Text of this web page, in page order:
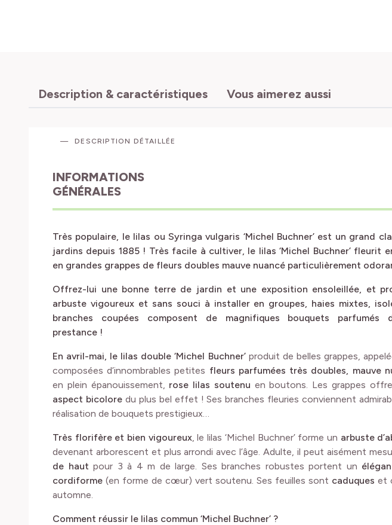
Description & caractéristiques Vous aimerez aussi
DESCRIPTION DÉTAILLÉE
INFORMATIONS
GÉNÉRALES
Très populaire, le lilas ou Syringa vulgaris ‘Michel Buchner’ est un grand
jardins depuis 1885 ! Très facile à cultiver, le lilas ‘Michel Buchner’ fleurit
en grandes grappes de fleurs doubles mauve nuancé particulièrement
Offrez-lui une bonne terre de jardin et une exposition ensoleillée, et
arbuste vigoureux et sans souci à installer en groupes, haies mixtes,
branches coupées composent de magnifiques bouquets parfumés
prestance !
En avril-mai, le lilas double ‘Michel Buchner’ produit de belles grappes,
composées d’innombrables petites fleurs parfumées très doubles, mauve
en plein épanouissement, rose lilas soutenu en boutons. Les grappes
aspect bicoloredu plus bel effet ! Ses branches fleuries conviennent
réalisation de bouquets prestigieux…
Très florifère et bien vigoureux, le lilas ‘Michel Buchner’ forme un arbuste
devenant arborescent et plus arrondi avec l’âge. Adulte, il peut aisément
de haut pour 3 à 4 m de large. Ses branches robustes portent un
cordiforme (en forme de cœur) vert soutenu. Ses feuilles sont caduques et
automne.
Comment réussir le lilas commun ‘Michel Buchner’ ?